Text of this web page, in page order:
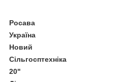
Росава
Україна
Новий
Сільгосптехніка
20"